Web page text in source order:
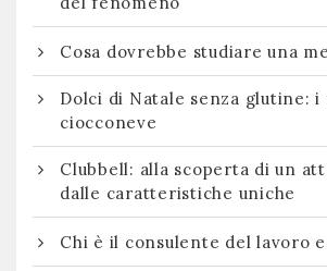
Cosa dovrebbe studiare una
Dolci di Natale senza glutine:
ciocconeve
Clubbell: alla scoperta di un
dalle caratteristiche uniche
Chi è il consulente del lavoro